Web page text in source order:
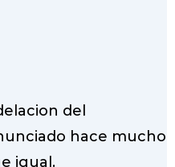
del
hace mucho
igual.